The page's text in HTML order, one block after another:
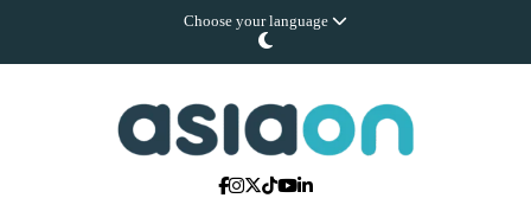
Choose your language